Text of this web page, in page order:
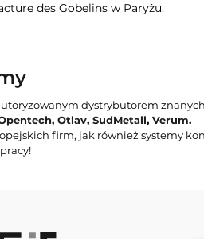
des Gobelins w Paryżu.
dystrybutorem
, Otlav, SudMetall, Verum.
firm, jak również systemy